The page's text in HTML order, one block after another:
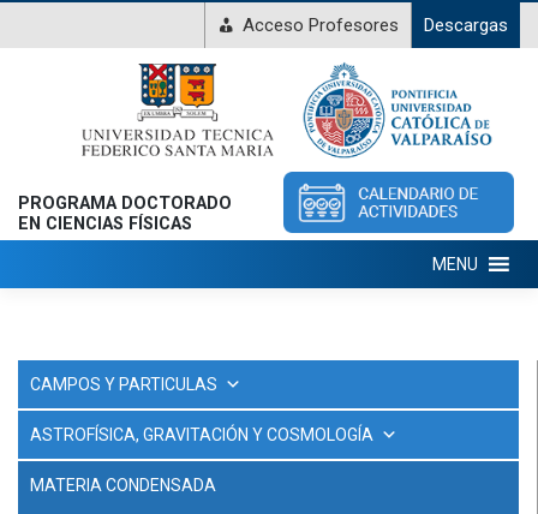
Acceso Profesores Descargas
PROGRAMA DOCTORADO
EN CIENCIAS FÍSICAS
MENU
CAMPOS Y PARTICULAS
ASTROFÍSICA, GRAVITACIÓN Y COSMOLOGÍA
MATERIA CONDENSADA